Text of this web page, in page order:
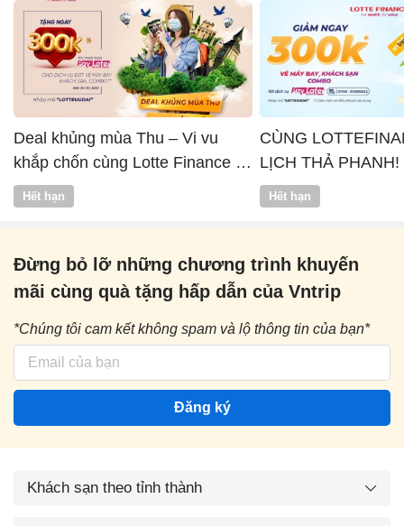
Deal khủng mùa Thu – Vi vu
khắp chốn cùng Lotte Finance x
Vntrip
Hết hạn
CÙNG
LỊCH THẢ PHANH!
Hết hạn
Đừng bỏ lỡ những chương trình khuyến
mãi cùng quà tặng hấp dẫn của Vntrip
*Chúng tôi cam kết không spam và lộ thông tin của bạn*
Đăng ký
Khách sạn theo tỉnh thành